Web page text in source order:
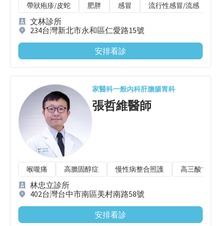
帶狀疱疹/皮蛇 肥胖 感冒 流行性感冒/流感
文林診所
234台灣新北市永和區仁愛路15號
安排看診
家醫科一般內科肝膽腸胃科
張哲維醫師
喉嚨痛 高膽固醇症 慢性病整合照護 高三酸甘油
林忠立診所
402台灣台中市南區美村南路58號
安排看診